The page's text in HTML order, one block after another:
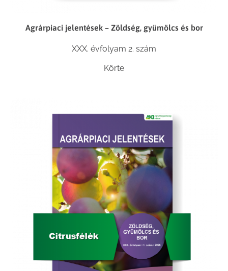
Agrárpiaci jelentések – Zöldség, gyümölcs és bor
XXX. évfolyam 2. szám
Körte